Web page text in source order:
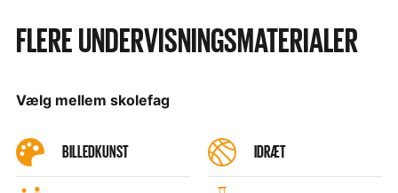
FLERE UNDERVISNINGSMATERIALER
Vælg mellem skolefag
BILLEDKUNST IDRÆT